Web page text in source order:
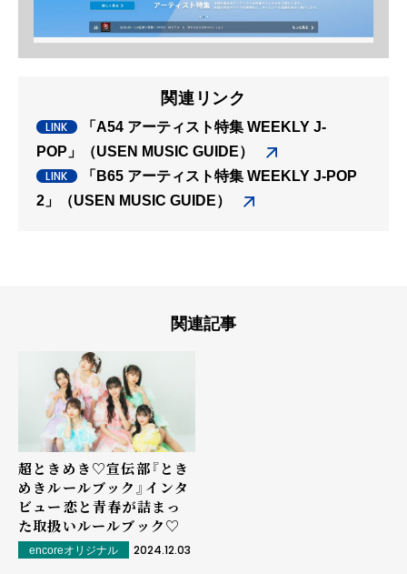
関連リンク
「A54 アーティスト特集 WEEKLY J-
POP」（USEN MUSIC GUIDE）
「B65 アーティスト特集 WEEKLY J-POP
2」（USEN MUSIC GUIDE）
関連記事
超ときめき♡宣伝部『とき
めきルールブック』インタ
ビュー――恋と⻘春が詰まっ
た取扱いルールブック♡
encoreオリジナル 2024.12.03